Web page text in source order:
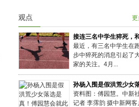
观点 更
接连三名中学生猝死，和
最近，有三名中学生在
步中猝死的消息引起了
家的关注。4月...
孙杨入围是假洪荒少女
资料图：傅园慧。中新
记者 李霈韵 摄中新网客